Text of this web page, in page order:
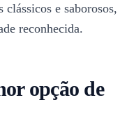
e saborosos,
reconhecida.
opção de